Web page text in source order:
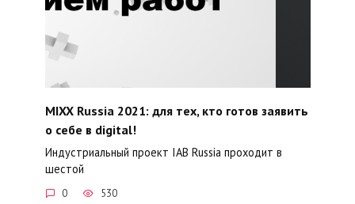
MIXX Russia 2021: для тех, кто готов заявить
о себе в digital!
Индустриальный проект IAB Russia проходит в
шестой
0 530